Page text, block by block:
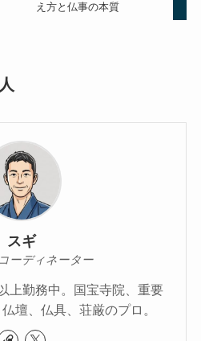
え方と仏事の本質
スギ
ーディネーター
上勤務中。国宝寺院、重要
壇、仏具、荘厳のプロ。